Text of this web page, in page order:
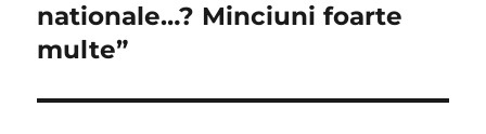
nationale…? Minciuni foarte
multe”